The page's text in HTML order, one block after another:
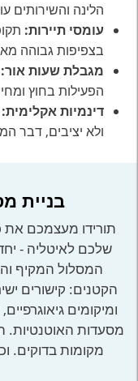
הלינה והשירותים
עומסי תיירות:
בצפיפות גבוהה
מגבלת שעות אור:
הפעילות בחוץ
דינמיות אקלימית:
ולא יציבים, דבר
בניית
תורידו מעצמכם את
שלכם לאיטליה -
המסלול המקיף
ומיקומים
מסעדות האוטנטיות.
מקומות בדוקים.